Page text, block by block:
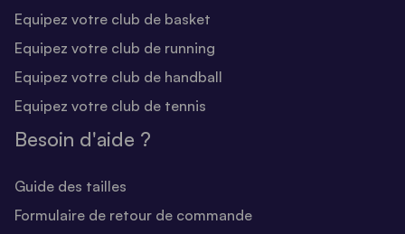
Equipez votre club de basket
Equipez votre club de running
Equipez votre club de handball
Equipez votre club de tennis
Besoin d'aide ?
Guide des tailles
Formulaire de retour de commande